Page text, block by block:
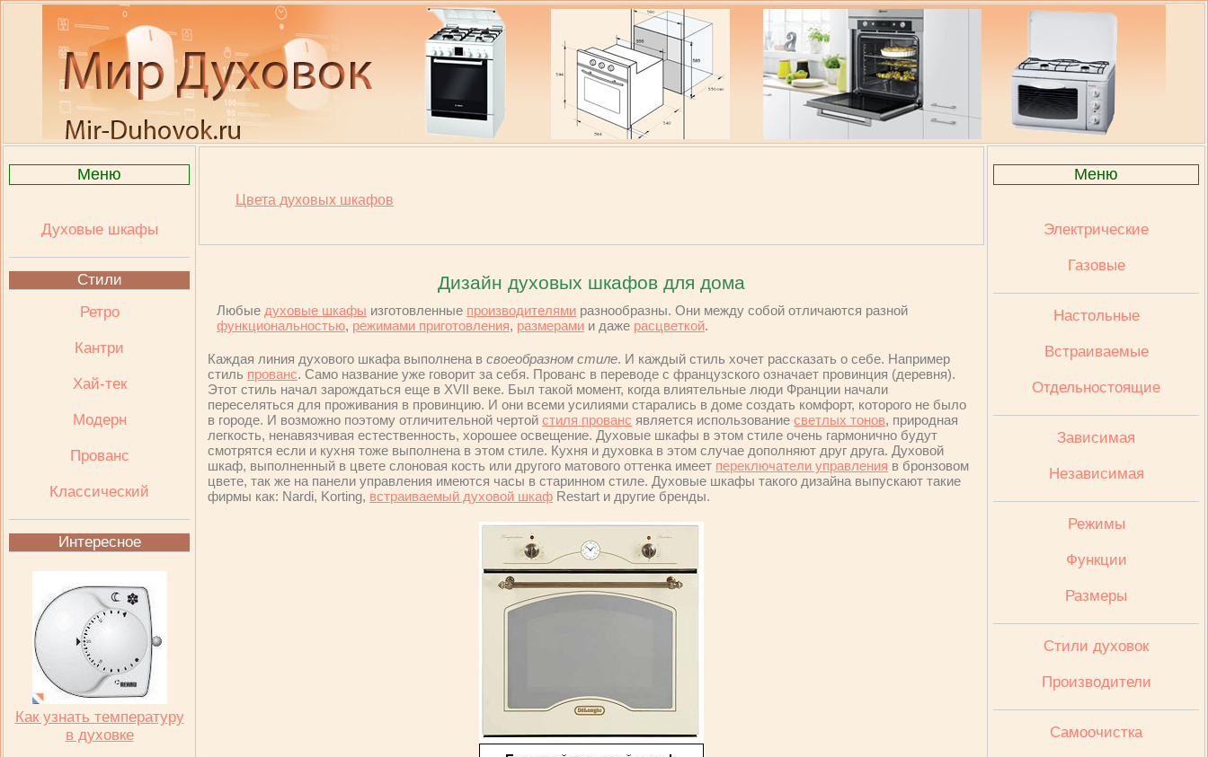
Меню
Духовые шкафы
Стили
Ретро
Кантри
Хай-тек
Модерн
Прованс
Классический
Интересное
Как узнать температуру
в духовке
Цвета духовых шкафов
Дизайн духовых шкафов для дома
Любые духовые шкафы изготовленные производителями разнообразны. Они между собой отличаются разной
функциональностью, режимами приготовления, размерами и даже расцветкой.
Каждая линия духового шкафа выполнена в своеобразном стиле. И каждый стиль хочет рассказать о себе. Например
стиль прованс. Само название уже говорит за себя. Прованс в переводе с французского означает провинция (деревня).
Этот стиль начал зарождаться еще в XVII веке. Был такой момент, когда влиятельные люди Франции начали
переселяться для проживания в провинцию. И они всеми усилиями старались в доме создать комфорт, которого не было
в городе. И возможно поэтому отличительной чертой стиля прованс является использование светлых тонов, природная
легкость, ненавязчивая естественность, хорошее освещение. Духовые шкафы в этом стиле очень гармонично будут
смотрятся если и кухня тоже выполнена в этом стиле. Кухня и духовка в этом случае дополняют друг друга. Духовой
шкаф, выполненный в цвете слоновая кость или другого матового оттенка имеет переключатели управления в бронзовом
цвете, так же на панели управления имеются часы в старинном стиле. Духовые шкафы такого дизайна выпускают такие
фирмы как: Nardi, Korting, встраиваемый духовой шкаф Restart и другие бренды.
Меню
Электрические
Газовые
Настольные
Встраиваемые
Отдельностоящие
Зависимая
Независимая
Режимы
Функции
Размеры
Стили духовок
Производители
Cамоочистка